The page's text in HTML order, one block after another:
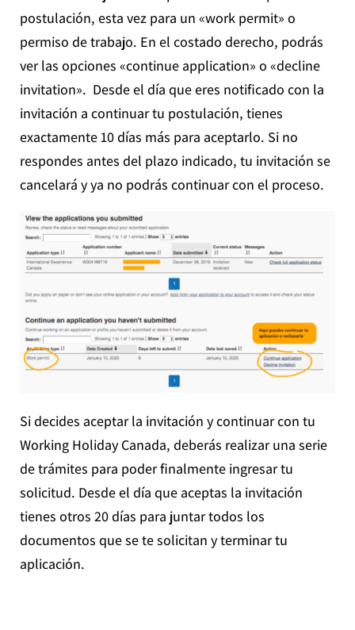
postulación, esta vez para un «work permit» o
permiso de trabajo. En el costado derecho, podrás
ver las opciones «continue application» o «decline
invitation». Desde el día que eres notificado con la
invitación a continuar tu postulación, tienes
exactamente 10 días más para aceptarlo. Si no
respondes antes del plazo indicado, tu invitación se
cancelará y ya no podrás continuar con el proceso.
Si decides aceptar la invitación y continuar con tu
Working Holiday Canada, deberás realizar una serie
de trámites para poder finalmente ingresar tu
solicitud. Desde el día que aceptas la invitación
tienes otros 20 días para juntar todos los
documentos que se te solicitan y terminar tu
aplicación.